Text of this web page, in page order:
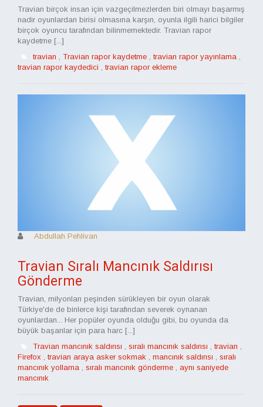
Travian birçok insan için vazgeçilmezlerden biri olmayı başarmış
nadir oyunlardan birisi olmasına karşın, oyunla ilgili harici bilgiler
birçok oyuncu tarafından bilinmemektedir. Travian rapor
kaydetme [...]
travian
Travian rapor kaydetme, travian rapor yayınlama
travian rapor kaydedici
travian rapor ekleme
Abdullah Pehlivan
Travian Sıralı Mancınık Saldırısı
Gönderme
Travian, milyonları peşinden sürükleyen bir oyun olarak
Türkiye'de de binlerce kişi tarafından severek oynanan
oyunlardan... Her popüler oyunda olduğu gibi, bu oyunda da
büyük başarılar için para harc [...]
Travian mancınık saldırısı
sıralı mancınık saldırısı travian
Firefox
travian araya asker sokmak mancınık saldırısı
sıralı
mancınık yollama
sıralı mancınık gönderme
aynı saniyede
mancınık